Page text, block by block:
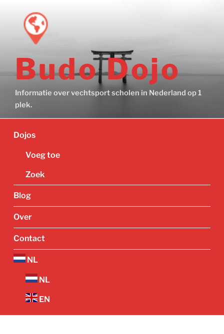
Budo Dojo
Informatie over vechtsport scholen in Nederland op 1
plek.
Dojos
Voeg toe
Zoek
Blog
Over
Contact
NL
NL
EN